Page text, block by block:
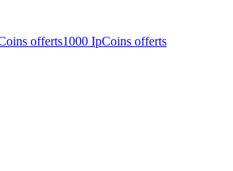
offerts1000 IpCoins offerts